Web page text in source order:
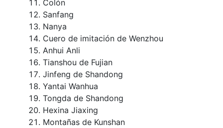
Colón
Sanfang
Nanya
Cuero de imitación de Wenzhou
Anhui Anli
Tianshou de Fujian
Jinfeng de Shandong
Yantai Wanhua
Tongda de Shandong
Hexina Jiaxing
Montañas de Kunshan